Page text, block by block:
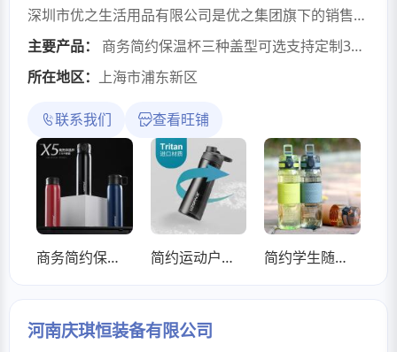
深圳市优之生活用品有限公司是优之集团旗下的销售中心，2012年成立于深圳，是高品质生活用品服务商，专注为客户提供高品质生活用品服务。以经营代理世界品牌户外水具、水杯、运动水壶、婴儿奶瓶等饮水器具为主营行业的国内分销、批发零售贸易和进出口贸易为主的企业！为了使更多的用户享受到高品质生活服务，优之生活专注提供健康水具产品（BPA FREE太空杯）服务，我们目前正在全国范围内大力推广UZSPACE优之品牌产品进行渠道网格化布局和品牌推广，发展代理商、经销商和批发零售商。深圳市优之生活用品有限公司提供健康水具用品、礼品及集团团购的服务，欢迎咨询订购！深圳市优之生活用品有限公司旗下代理品牌：UZSPACE优之、优之生活、水之魔法师、KEEP SMILING、茶味之魔法、晶钻魔法瓶、白钢物语、EMS TR55等商标品牌，在中国区的所有权及经营权，能够制订并执行包括产品研发、市场推广、销售组织和渠道策略全面方案等。
主要产品：
商务简约保温杯三种盖型可选支持定制316不锈钢水壶
所在地区： 上海市浦东新区
联系我们 查看旺铺
商务简约保温杯三种盖型可选支持定制316不锈钢水壶 简约运动户外大容量水杯磁吸杯盖耐高温水壶 简约学生随手杯tritan材质耐高温带茶隔防烫水杯
河南庆琪恒装备有限公司